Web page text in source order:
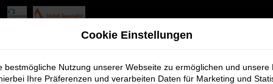
Angebote mit
Cookie Einstellungen
bestmögliche Nutzung unserer Webseite zu ermöglichen und unsere
Ihre Präferenzen und verarbeiten Daten für Marketing und